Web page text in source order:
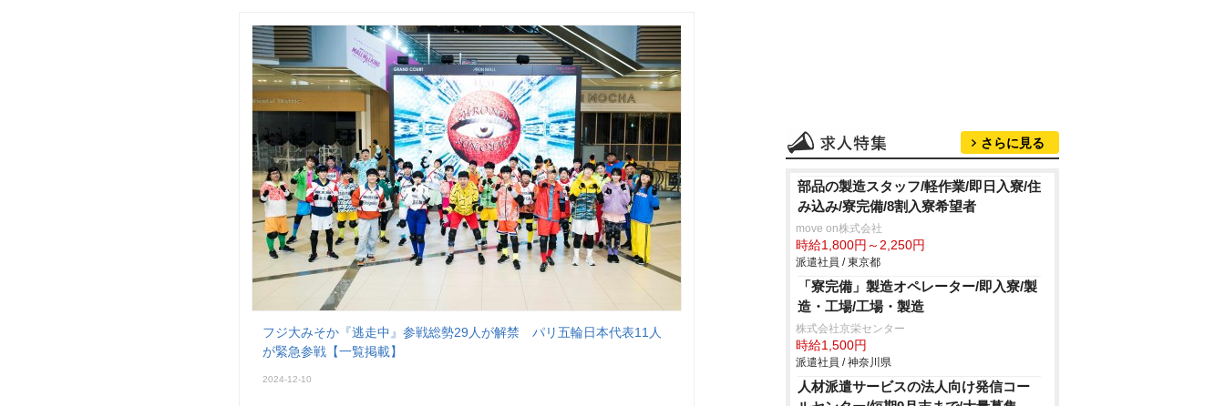
フジ大みそか『逃走中』参戦総勢29人が解禁 パリ五輪日本代表11人
が緊急参戦【一覧掲載】
2024-12-10
さらに見る
部品の製造スタッフ/軽作業/即日入寮/住
み込み/寮完備/8割入寮希望者
move on株式会社
時給1,800円～2,250円
派遣社員 / 東京都
「寮完備」製造オペレーター/即入寮/製
造・工場/工場・製造
株式会社京栄センター
時給1,500円
派遣社員 / 神奈川県
人材派遣サービスの法人向け発信コー